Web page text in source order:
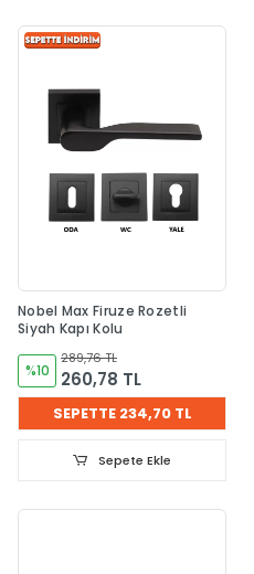
Nobel Max Firuze Rozetli
Siyah Kapı Kolu
%10
289,76 TL
260,78 TL
SEPETTE 234,70 TL
Sepete Ekle